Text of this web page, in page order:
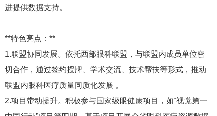
进提供数据支持。
**特色亮点：**
1.联盟协同发展。依托西部眼科联盟，与联盟内成员单位密
切合作，通过签约授牌、学术交流、技术帮扶等形式，推动
联盟内眼科医疗质量同质化发展 。
2.项目带动提升。积极参与国家级眼健康项目，如“视觉第一